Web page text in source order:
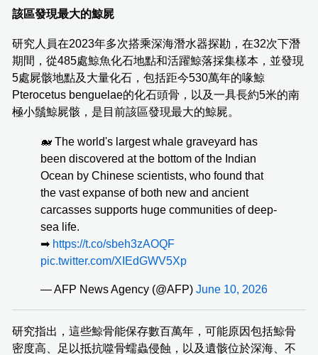
該區發現最大的鯨屍
研究人員在2023年多次搭乘深海潛水器探勘，在32次下潛
期間，從485處鯨魚化石地點和活躍鯨落採集樣本，並發現
5處屍骸地點及大量化石，包括距今530萬年的喙鯨
Pterocetus benguelae的化石頭骨，以及一具長約5米的南
極小鬚鯨屍骸，是目前該區發現最大的鯨屍。
🐋 The world's largest whale graveyard has
been discovered at the bottom of the Indian
Ocean by Chinese scientists, who found that
the vast expanse of both new and ancient
carcasses supports huge communities of deep-
sea life.
➡ https://t.co/sbeh3zAOQF
pic.twitter.com/XIEdGWV5Xp
— AFP News Agency (@AFP) June 10, 2026
研究指出，這些鯨骨能保存數百萬年，可能原因包括鯨骨
密度高、足以抵抗噬骨蠕蟲侵蝕，以及遺骸位於深海、不